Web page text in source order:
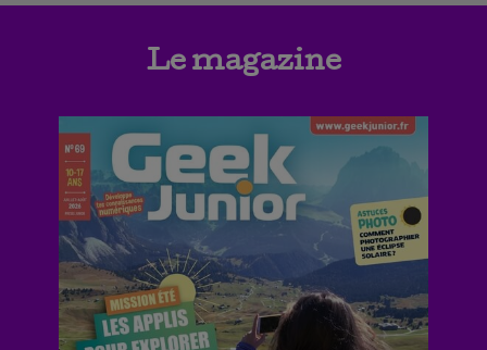
Le magazine